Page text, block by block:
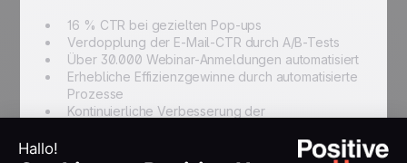
16 % CTR bei gezielten Pop-ups
Verdopplung der E-Mail-CTR durch A/B-Tests
Über 30.000 Webinar-Anmeldungen automatisiert
Erhebliche Effizienzgewinne durch automatisierte
Prozesse
Kontinuierliche Verbesserung der